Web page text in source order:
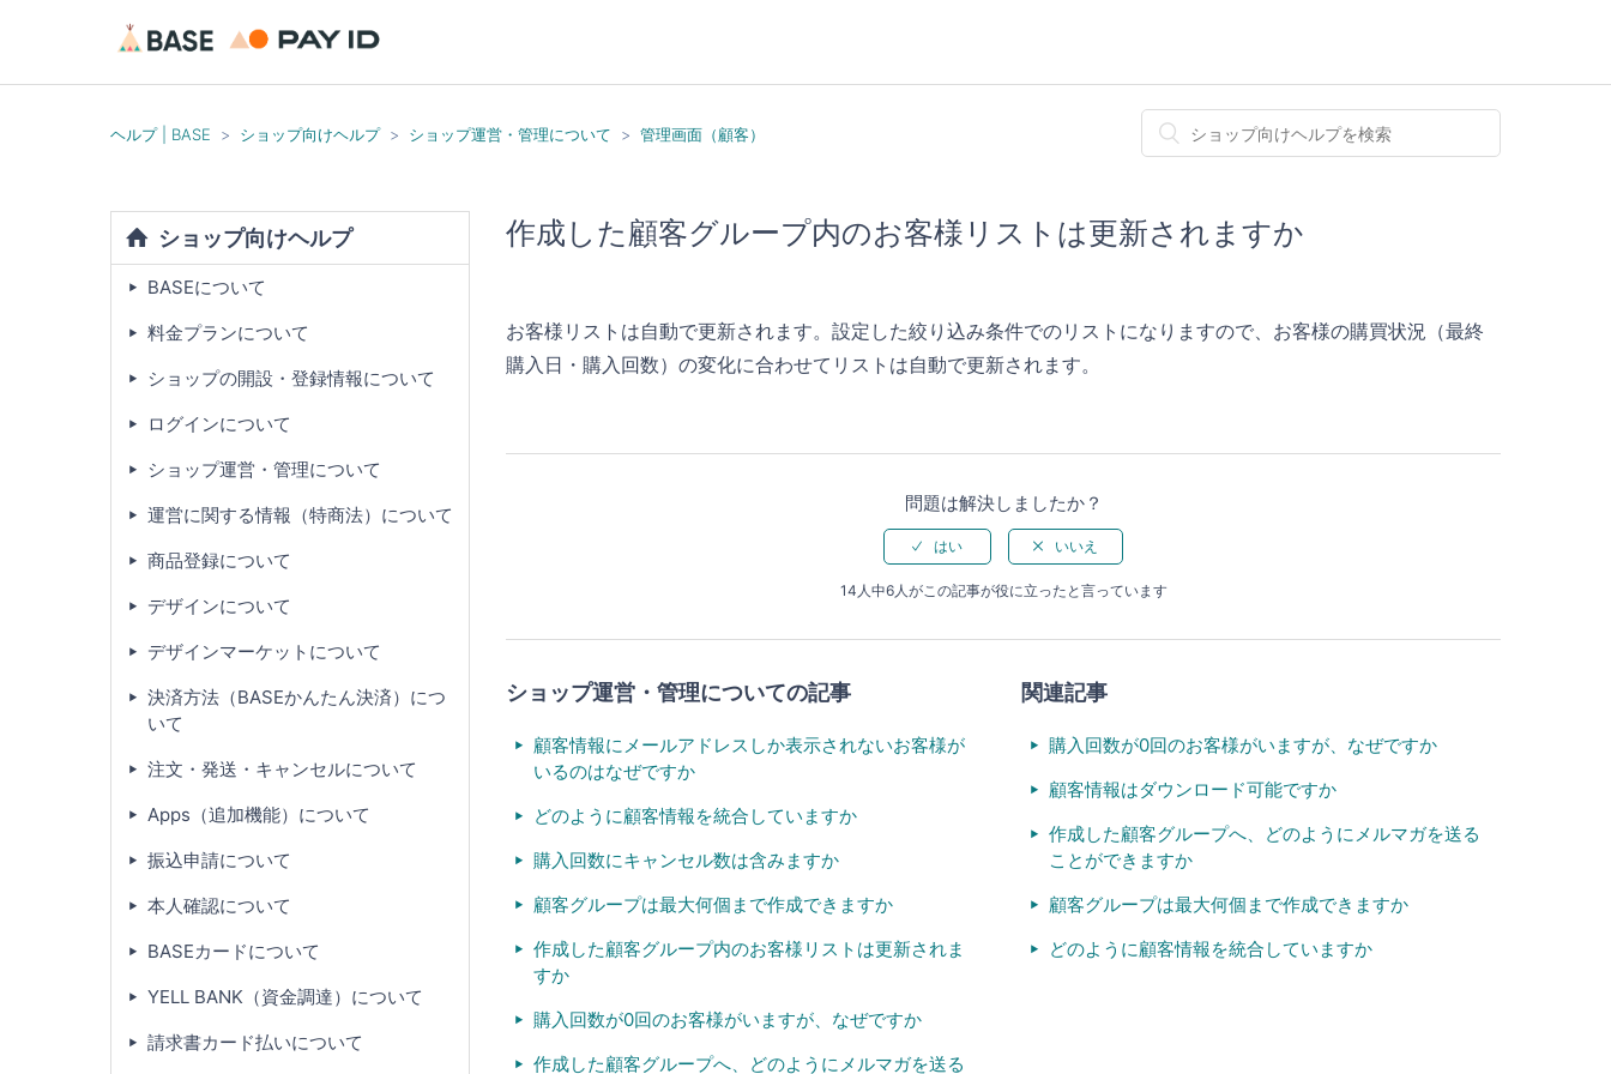
ヘルプ | BASE ショップ向けヘルプ ショップ運営・管理について 管理画面（顧客）
作成した顧客グループ内のお客様リストは更新されますか
お客様リストは自動で更新されます。設定した絞り込み条件でのリストになりますので、お客様の購買状況（最終
購入日・購入回数）の変化に合わせてリストは自動で更新されます。
問題は解決しましたか？
14人中6人がこの記事が役に立ったと言っています
ショップ運営・管理についての記事
顧客情報にメールアドレスしか表示されないお客様が
いるのはなぜですか
どのように顧客情報を統合していますか
購入回数にキャンセル数は含みますか
顧客グループは最大何個まで作成できますか
作成した顧客グループ内のお客様リストは更新されま
すか
購入回数が0回のお客様がいますが、なぜですか
作成した顧客グループへ、どのようにメルマガを送る
関連記事
購入回数が0回のお客様がいますが、なぜですか
顧客情報はダウンロード可能ですか
作成した顧客グループへ、どのようにメルマガを送る
ことができますか
顧客グループは最大何個まで作成できますか
どのように顧客情報を統合していますか
ショップ向けヘルプ
BASEについて
料金プランについて
ショップの開設・登録情報について
ログインについて
ショップ運営・管理について
運営に関する情報（特商法）について
商品登録について
デザインについて
デザインマーケットについて
決済方法（BASEかんたん決済）につ
いて
注文・発送・キャンセルについて
Apps（追加機能）について
振込申請について
本人確認について
BASEカードについて
YELL BANK（資金調達）について
請求書カード払いについて